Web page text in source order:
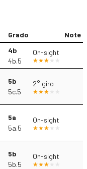
Grado
Note
4b
4b.5
On-sight
5b
5c.5
2° giro
5a
5a.5
On-sight
5b
5b.5
On-sight